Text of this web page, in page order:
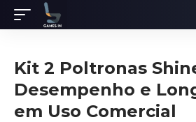
Kit 2 Poltronas
Desempenho e
em Uso Comercial